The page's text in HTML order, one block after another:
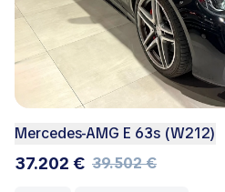
Mercedes-AMG E 63s (W212)
37.202 € 39.502 €